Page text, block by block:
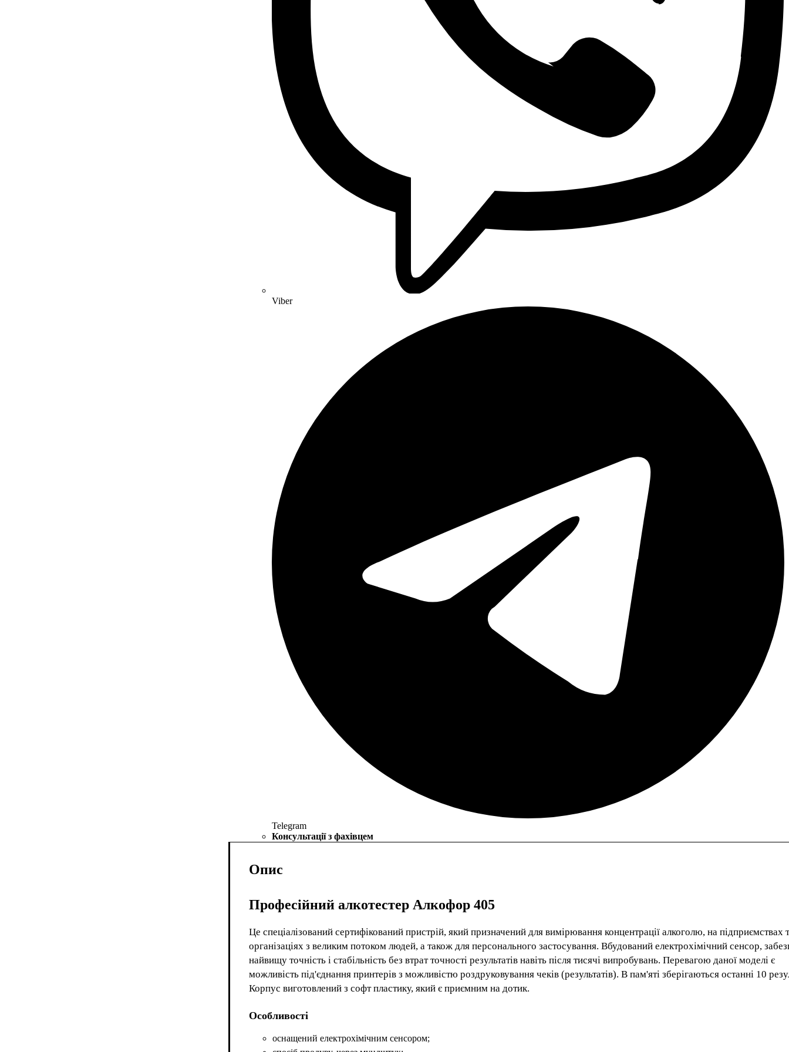
Viber
Telegram
Консультації з фахівцем
Опис
Професійний алкотестер Алкофор 405
Це спеціалізований сертифікований пристрій, який призначений для вимірювання концентрації алкоголю, на підприємствах
організаціях з великим потоком людей, а також для персонального застосування. Вбудований електрохімічний сенсор,
найвищу точність і стабільність без втрат точності результатів навіть після тисячі випробувань. Перевагою даної моделі є
можливість під'єднання принтерів з можливістю роздруковування чеків (результатів). В пам'яті зберігаються останні 10
Корпус виготовлений з софт пластику, який є приємним на дотик.
Особливості
оснащений електрохімічним сенсором;